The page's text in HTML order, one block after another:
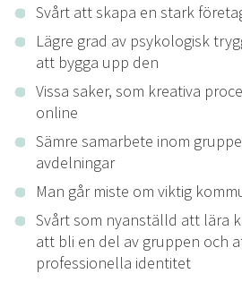
Svårt att skapa en stark
Lägre grad av psykologisk
att bygga upp den
Vissa saker, som kreativa
online
Sämre samarbete inom
avdelningar
Man går miste om viktig
Svårt som nyanställd att lära
att bli en del av gruppen och
professionella identitet